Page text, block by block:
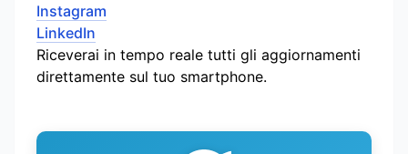
Instagram
LinkedIn
Riceverai in tempo reale tutti gli aggiornamenti
direttamente sul tuo smartphone.